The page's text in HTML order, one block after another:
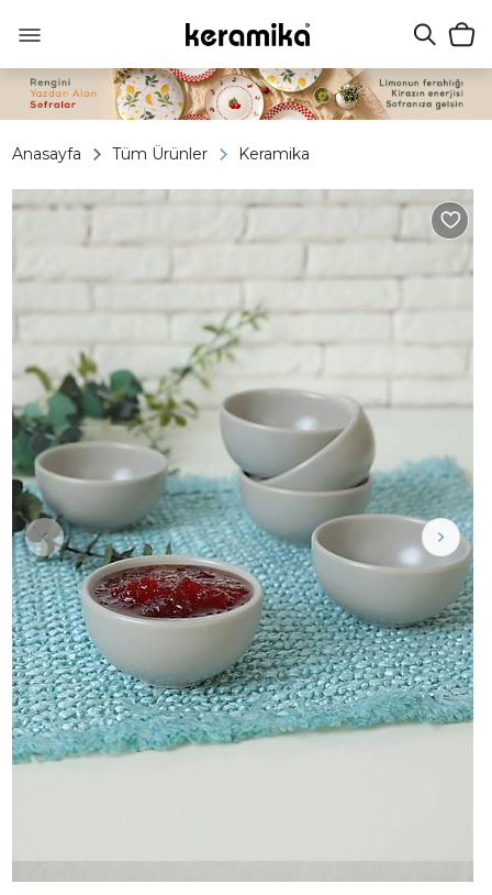
Anasayfa Tüm Ürünler Keramika